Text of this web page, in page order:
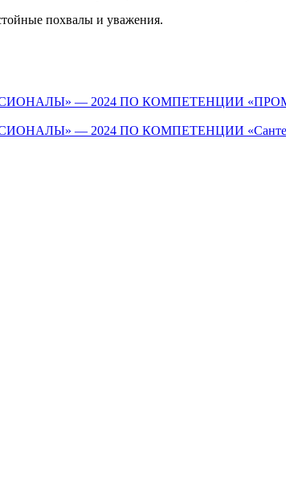
похвалы и уважения.
— 2024 ПО КОМПЕТЕНЦИИ
— 2024 ПО КОМПЕТЕНЦИИ